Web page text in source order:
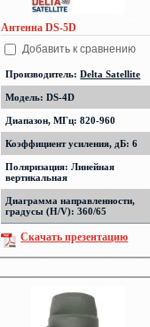
Антенна DS-5D
Добавить к сравнению
Производитель:Delta Satellite
Модель: DS-4D
Диапазон, МГц: 820-960
Коэффициент усиления, дБ: 6
Поляризация: Линейная
вертикальная
Диаграмма направленности,
градусы (H/V): 360/65
Скачать презентацию